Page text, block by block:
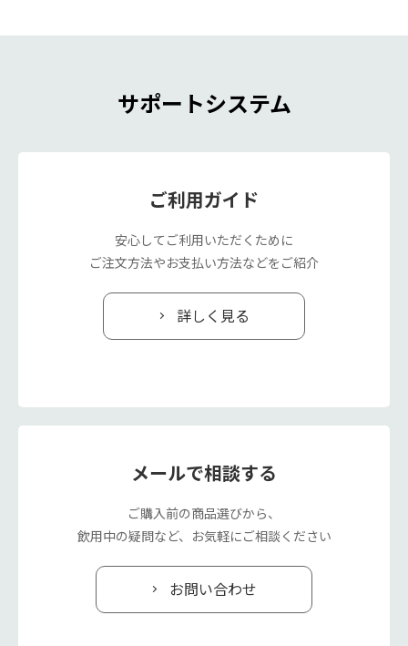
サポートシステム
ご利用ガイド
安心してご利用いただくために
ご注文方法やお支払い方法などをご紹介
詳しく見る
メールで相談する
ご購入前の商品選びから、
飲用中の疑問など、お気軽にご相談ください
お問い合わせ